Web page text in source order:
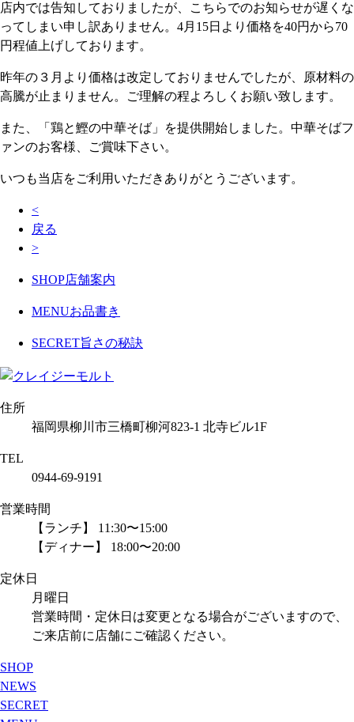
店内では告知しておりましたが、こちらでのお知らせが遅くな
ってしまい申し訳ありません。4月15日より価格を40円から70
円程値上げしております。
昨年の３月より価格は改定しておりませんでしたが、原材料の
高騰が止まりません。ご理解の程よろしくお願い致します。
また、「鶏と鰹の中華そば」を提供開始しました。中華そばフ
ァンのお客様、ご賞味下さい。
いつも当店をご利用いただきありがとうございます。
<
戻る
>
SHOP店舗案内
MENUお品書き
SECRET旨さの秘訣
住所
福岡県柳川市三橋町柳河823-1 北寺ビル1F
TEL
0944-69-9191
営業時間
【ランチ】 11:30〜15:00
【ディナー】 18:00〜20:00
定休日
月曜日
営業時間・定休日は変更となる場合がございますので、
ご来店前に店舗にご確認ください。
SHOP
NEWS
SECRET